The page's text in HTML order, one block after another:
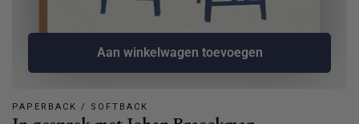
Aan winkelwagen toevoegen
PAPERBACK / SOFTBACK